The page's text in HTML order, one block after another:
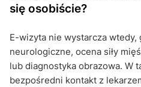
się osobiście?
E-wizyta nie wystarcza
neurologiczne, ocena siły
lub diagnostyka obrazowa. W
bezpośredni kontakt z